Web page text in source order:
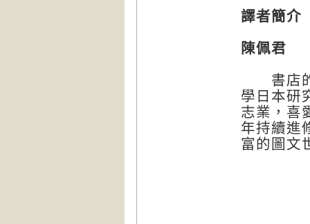
譯者簡介
陳佩君
書店的
學日本研
志業，喜
年持續進
富的圖文